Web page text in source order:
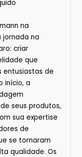
na
jornada na
criar
que
entusiastas de
início, a
seus produtos,
sua expertise
de
se tornaram
qualidade. Os